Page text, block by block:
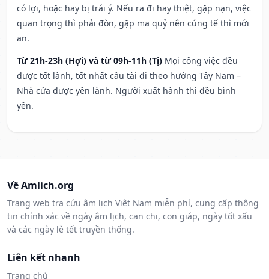
có lợi, hoặc hay bị trái ý. Nếu ra đi hay thiệt, gặp nạn, việc
quan trọng thì phải đòn, gặp ma quỷ nên cúng tế thì mới
an.
Từ 21h-23h (Hợi) và từ 09h-11h (Tị) Mọi công việc đều
được tốt lành, tốt nhất cầu tài đi theo hướng Tây Nam –
Nhà cửa được yên lành. Người xuất hành thì đều bình
yên.
Về Amlich.org
Trang web tra cứu âm lịch Việt Nam miễn phí, cung cấp thông
tin chính xác về ngày âm lịch, can chi, con giáp, ngày tốt xấu
và các ngày lễ tết truyền thống.
Liên kết nhanh
Trang chủ